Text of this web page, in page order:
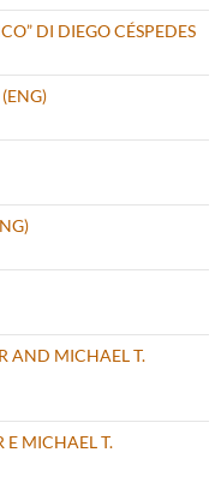
DI DIEGO CÉSPEDES
AND MICHAEL T.
E MICHAEL T.